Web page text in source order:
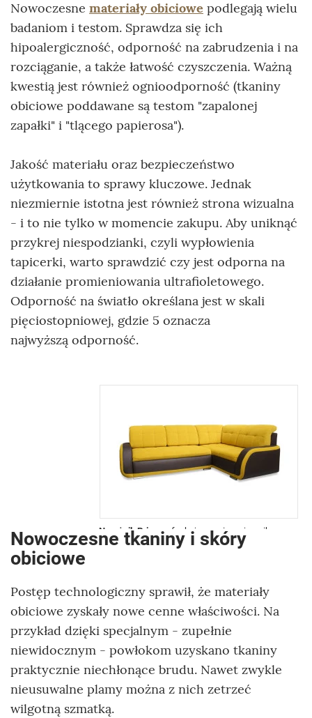
Nowoczesne materiały obiciowe podlegają wielu
badaniom i testom. Sprawdza się ich
hipoalergiczność, odporność na zabrudzenia i na
rozciąganie, a także łatwość czyszczenia. Ważną
kwestią jest również ognioodporność (tkaniny
obiciowe poddawane są testom "zapalonej
zapałki" i "tlącego papierosa").
Jakość materiału oraz bezpieczeństwo
użytkowania to sprawy kluczowe. Jednak
niezmiernie istotna jest również strona wizualna
- i to nie tylko w momencie zakupu. Aby uniknąć
przykrej niespodzianki, czyli wypłowienia
tapicerki, warto sprawdzić czy jest odporna na
działanie promieniowania ultrafioletowego.
Odporność na światło określana jest w skali
pięciostopniowej, gdzie 5 oznacza
najwyższą odporność.
Narożnik Princez funkcją spania, pojemnik na
pościel, szeroki wybór tkanin obiciowych,
Nowoczesne tkaniny i skóry
obiciowe
Postęp technologiczny sprawił, że materiały
obiciowe zyskały nowe cenne właściwości. Na
przykład dzięki specjalnym - zupełnie
niewidocznym - powłokom uzyskano tkaniny
praktycznie niechłonące brudu. Nawet zwykle
nieusuwalne plamy można z nich zetrzeć
wilgotną szmatką.